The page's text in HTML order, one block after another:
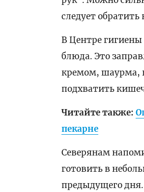
следует
В Центре
блюда. Это
кремом, шаурма,
подхватить
Читайте также:
пекарне
Северянам
готовить в
предыдущего дня.